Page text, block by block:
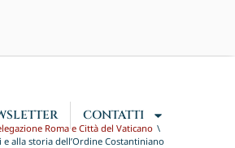
CONTATTI
Roma e Città del Vaticano
alla storia dell’Ordine Costantiniano